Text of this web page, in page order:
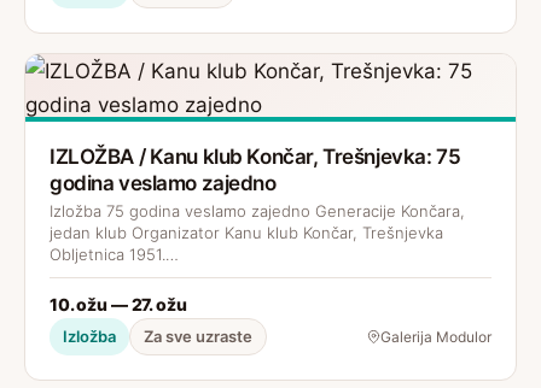
IZLOŽBA / Kanu klub Končar, Trešnjevka: 75
godina veslamo zajedno
Izložba 75 godina veslamo zajedno Generacije Končara,
jedan klub Organizator Kanu klub Končar, Trešnjevka
Obljetnica 1951.…
10. ožu — 27. ožu
Izložba Za sve uzraste Galerija Modulor